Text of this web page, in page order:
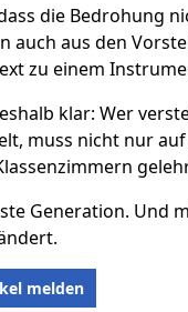
die Bedrohung
auch aus den
zu einem
klar: Wer
muss nicht nur
Generation. Und
melden